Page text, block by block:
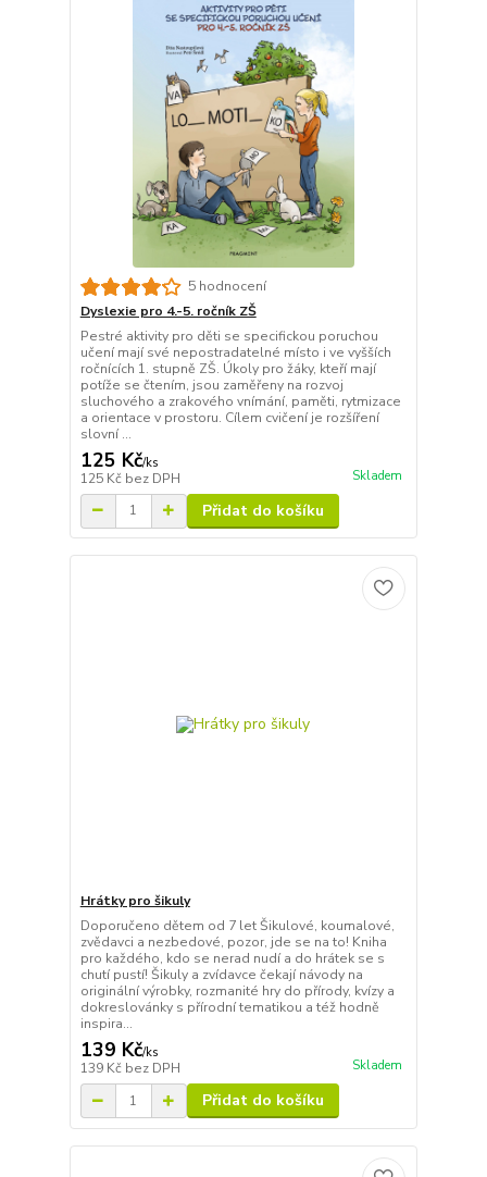
5 hodnocení
Dyslexie pro 4.-5. ročník ZŠ
Pestré aktivity pro děti se specifickou poruchou
učení mají své nepostradatelné místo i ve vyšších
ročnících 1. stupně ZŠ. Úkoly pro žáky, kteří mají
potíže se čtením, jsou zaměřeny na rozvoj
sluchového a zrakového vnímání, paměti, rytmizace
a orientace v prostoru. Cílem cvičení je rozšíření
slovní ...
125 Kč/ks
125 Kč bez DPH Skladem
Přidat do košíku
Hrátky pro šikuly
Doporučeno dětem od 7 let Šikulové, koumalové,
zvědavci a nezbedové, pozor, jde se na to! Kniha
pro každého, kdo se nerad nudí a do hrátek se s
chutí pustí! Šikuly a zvídavce čekají návody na
originální výrobky, rozmanité hry do přírody, kvízy a
dokreslovánky s přírodní tematikou a též hodně
inspira...
139 Kč/ks
139 Kč bez DPH Skladem
Přidat do košíku